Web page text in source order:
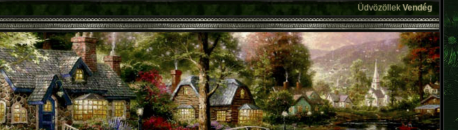
Üdvözöllek Vendég